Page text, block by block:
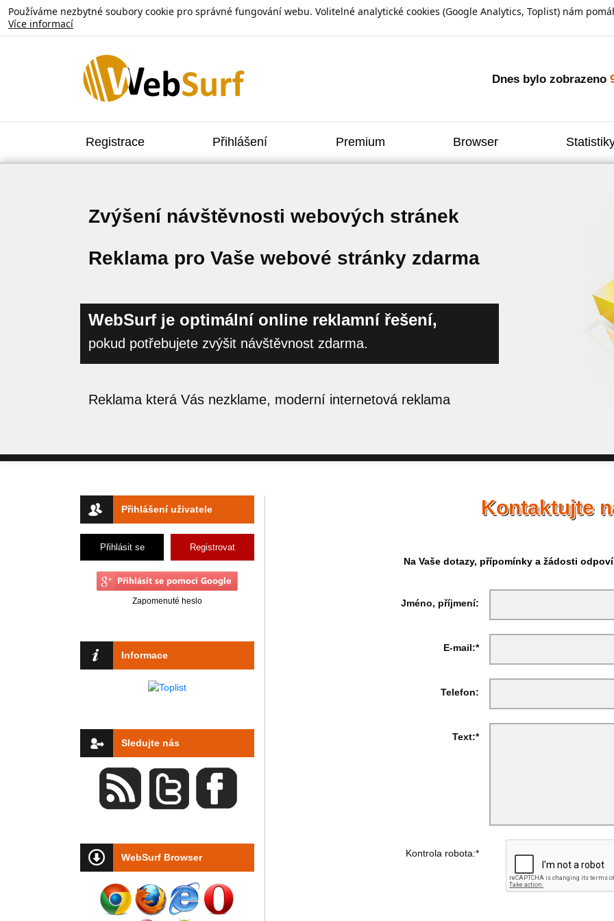
Používáme nezbytné soubory cookie pro správné fungování webu. Volitelné analytické cookies (Google Analytics, Toplist) nám
Více informací
Dnes bylo zobrazeno
Registrace Přihlášení Premium Browser
Zvýšení návštěvnosti webových stránek
Reklama pro Vaše webové stránky zdarma
WebSurf je optimální online reklamní řešení,
pokud potřebujete zvýšit návštěvnost zdarma.
Reklama která Vás nezklame, moderní internetová reklama
Přihlášení uživatele
Přihlásit se Registrovat
Zapomenuté heslo
Informace
Sledujte nás
WebSurf Browser
Kontaktujte
Na Vaše dotazy, přípomínky a žádosti
Jméno, příjmení:
E-mail:*
Telefon:
Text:*
Kontrola robota:*